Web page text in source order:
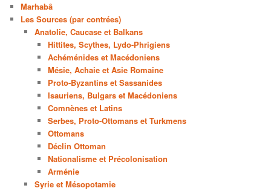
Marhabâ
Les Sources (par contrées)
Anatolie, Caucase et Balkans
Hittites, Scythes, Lydo-Phrigiens
Achéménides et Macédoniens
Mésie, Achaie et Asie Romaine
Proto-Byzantins et Sassanides
Isauriens, Bulgars et Macédoniens
Comnènes et Latins
Serbes, Proto-Ottomans et Turkmens
Ottomans
Déclin Ottoman
Nationalisme et Précolonisation
Arménie
Syrie et Mésopotamie